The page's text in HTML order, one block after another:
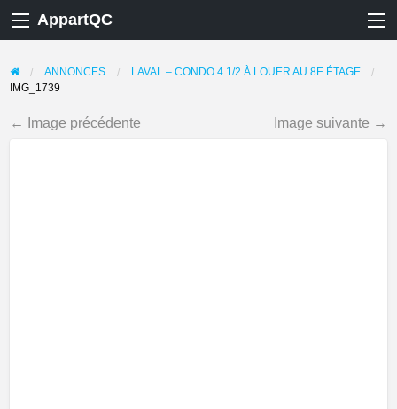
AppartQC
ANNONCES
LAVAL – CONDO 4 1/2 À LOUER AU 8E ÉTAGE
IMG_1739
← Image précédente Image suivante →